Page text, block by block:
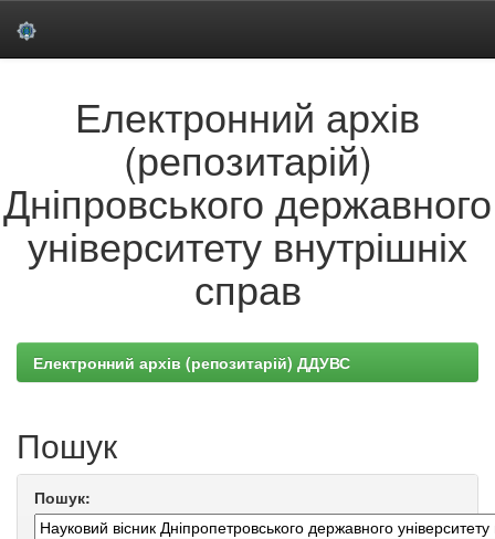
Електронний архів
(репозитарій)
Дніпровського державного
університету внутрішніх
справ
Електронний архів (репозитарій) ДДУВС
Пошук
Пошук: